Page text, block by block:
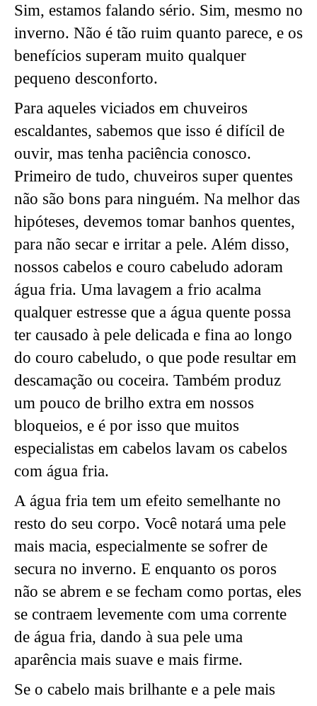
Sim, estamos falando sério. Sim, mesmo no
inverno. Não é tão ruim quanto parece, e os
benefícios superam muito qualquer
pequeno desconforto.
Para aqueles viciados em chuveiros
escaldantes, sabemos que isso é difícil de
ouvir, mas tenha paciência conosco.
Primeiro de tudo, chuveiros super quentes
não são bons para ninguém. Na melhor das
hipóteses, devemos tomar banhos quentes,
para não secar e irritar a pele. Além disso,
nossos cabelos e couro cabeludo adoram
água fria. Uma lavagem a frio acalma
qualquer estresse que a água quente possa
ter causado à pele delicada e fina ao longo
do couro cabeludo, o que pode resultar em
descamação ou coceira. Também produz
um pouco de brilho extra em nossos
bloqueios, e é por isso que muitos
especialistas em cabelos lavam os cabelos
com água fria.
A água fria tem um efeito semelhante no
resto do seu corpo. Você notará uma pele
mais macia, especialmente se sofrer de
secura no inverno. E enquanto os poros
não se abrem e se fecham como portas, eles
se contraem levemente com uma corrente
de água fria, dando à sua pele uma
aparência mais suave e mais firme.
Se o cabelo mais brilhante e a pele mais